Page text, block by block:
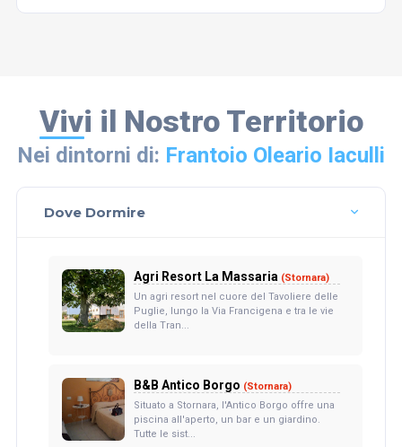
Vivi il Nostro Territorio
Nei dintorni di: Frantoio Oleario Iaculli
Dove Dormire
Agri Resort La Massaria (Stornara)
Un agri resort nel cuore del Tavoliere delle
Puglie, lungo la Via Francigena e tra le vie
della Tran...
B&B Antico Borgo (Stornara)
Situato a Stornara, l'Antico Borgo offre una
piscina all'aperto, un bar e un giardino.
Tutte le sist...